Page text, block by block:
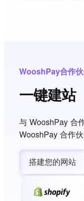
WooshPay合作
一键建站
与 WooshPay 合
WooshPay 合作伙
搭建您的网站